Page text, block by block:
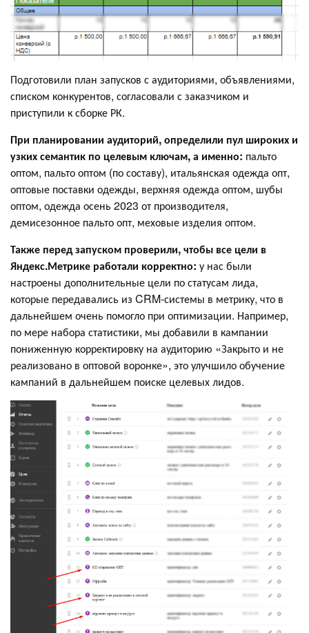
Подготовили план запусков с аудиториями, объявлениями,
списком конкурентов, согласовали с заказчиком и
приступили к сборке РК.
При планировании аудиторий, определили пул широких и
узких семантик по целевым ключам, а именно: пальто
оптом, пальто оптом (по составу), итальянская одежда опт,
оптовые поставки одежды, верхняя одежда оптом, шубы
оптом, одежда осень 2023 от производителя,
демисезонное пальто опт, меховые изделия оптом.
Также перед запуском проверили, чтобы все цели в
Яндекс.Метрике работали корректно: у нас были
настроены дополнительные цели по статусам лида,
которые передавались из CRM-системы в метрику, что в
дальнейшем очень помогло при оптимизации. Например,
по мере набора статистики, мы добавили в кампании
пониженную корректировку на аудиторию «Закрыто и не
реализовано в оптовой воронке», это улучшило обучение
кампаний в дальнейшем поиске целевых лидов.